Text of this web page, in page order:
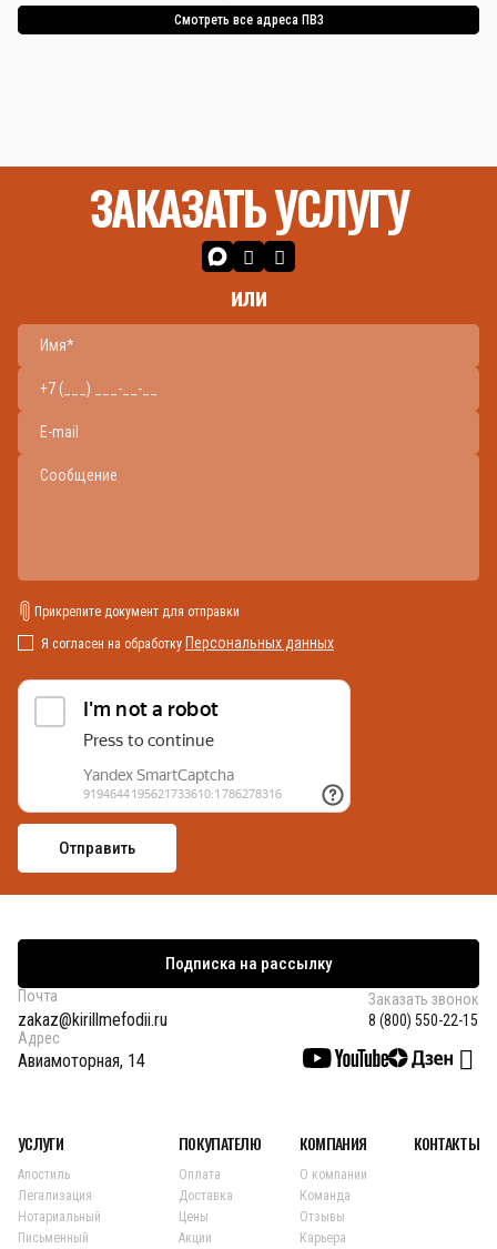
Смотреть все адреса ПВЗ
ЗАКАЗАТЬ УСЛУГУ
или
Прикрепите документ для отправки
Я согласен на обработку Персональных данных
Подписка на рассылку
Почта
zakaz@kirillmefodii.ru
Заказать звонок
8 (800) 550-22-15
Адрес
Авиамоторная, 14
УСЛУГИ
Апостиль
Легализация
Нотариальный
Письменный
ПОКУПАТЕЛЮ
Оплата
Доставка
Цены
Акции
КОМПАНИЯ
О компании
Команда
Отзывы
Карьера
КОНТАКТЫ